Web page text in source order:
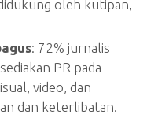
oleh kutipan,
: 72% jurnalis
PR pada
video, dan
dan keterlibatan.